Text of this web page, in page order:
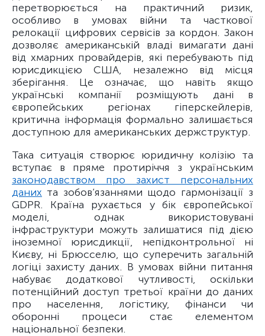
перетворюється на практичний ризик,
особливо в умовах війни та часткової
релокації цифрових сервісів за кордон. Закон
дозволяє американській владі вимагати дані
від хмарних провайдерів, які перебувають під
юрисдикцією США, незалежно від місця
зберігання. Це означає, що навіть якщо
українські компанії розміщують дані в
європейських регіонах гіперскейлерів,
критична інформація формально залишається
доступною для американських держструктур.
Така ситуація створює юридичну колізію та
вступає в пряме протиріччя з українським
законодавством про захист персональних
даних та зобов’язаннями щодо гармонізації з
GDPR. Країна рухається у бік європейської
моделі, однак використовувані
інфраструктури можуть залишатися під дією
іноземної юрисдикції, непідконтрольної ні
Києву, ні Брюсселю, що суперечить загальній
логіці захисту даних. В умовах війни питання
набуває додаткової чутливості, оскільки
потенційний доступ третьої країни до даних
про населення, логістику, фінанси чи
оборонні процеси стає елементом
національної безпеки.